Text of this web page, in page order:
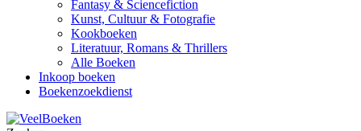
Fantasy & Sciencefiction
Kunst, Cultuur & Fotografie
Kookboeken
Literatuur, Romans & Thrillers
Alle Boeken
Inkoop boeken
Boekenzoekdienst